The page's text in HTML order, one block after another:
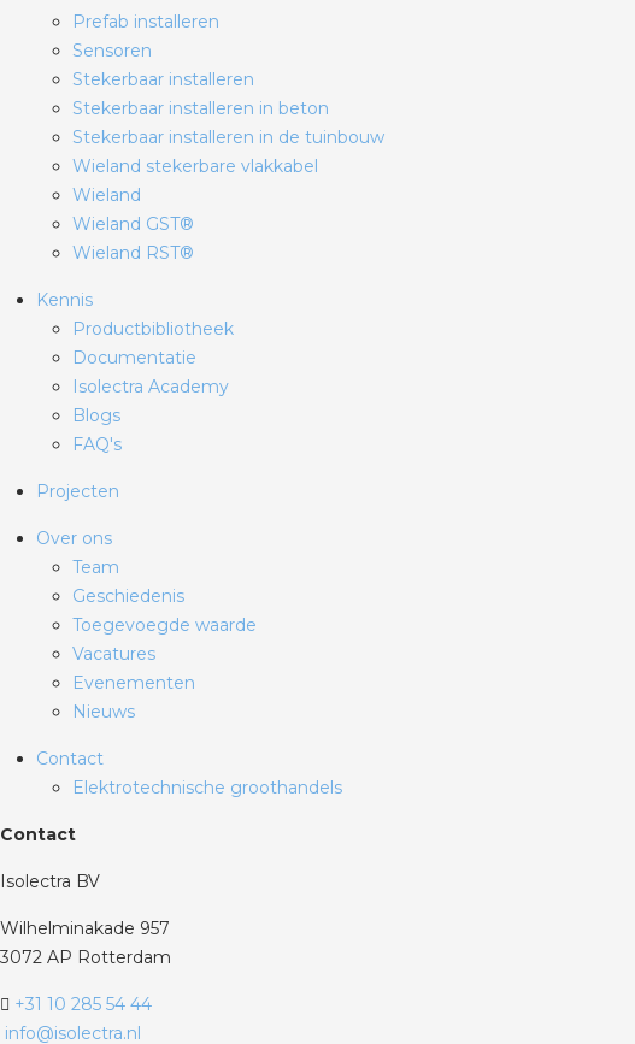
Prefab installeren
Sensoren
Stekerbaar installeren
Stekerbaar installeren in beton
Stekerbaar installeren in de tuinbouw
Wieland stekerbare vlakkabel
Wieland
Wieland GST®
Wieland RST®
Kennis
Productbibliotheek
Documentatie
Isolectra Academy
Blogs
FAQ's
Projecten
Over ons
Team
Geschiedenis
Toegevoegde waarde
Vacatures
Evenementen
Nieuws
Contact
Elektrotechnische groothandels
Contact
Isolectra BV
Wilhelminakade 957
3072 AP Rotterdam
+31 10 285 54 44
info@isolectra.nl